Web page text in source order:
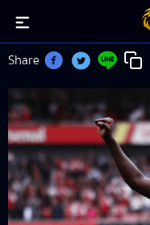
Bukayo Saka
Share